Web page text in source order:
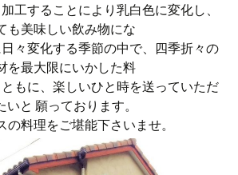
工することにより乳白色に変化し、
も美味しい飲み物にな
々変化する季節の中で、四季折々の
を最大限にいかした料
もに、楽しいひと時を送っていただ
いと 願っております。
の料理をご堪能下さいませ。